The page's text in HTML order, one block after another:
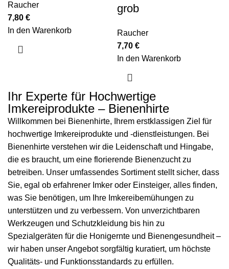
Raucher
7,80 €
In den Warenkorb
grob
Raucher
7,70 €
In den Warenkorb
Ihr Experte für Hochwertige
Imkereiprodukte – Bienenhirte
Willkommen bei Bienenhirte, Ihrem erstklassigen Ziel für
hochwertige Imkereiprodukte und -dienstleistungen. Bei
Bienenhirte verstehen wir die Leidenschaft und Hingabe,
die es braucht, um eine florierende Bienenzucht zu
betreiben. Unser umfassendes Sortiment stellt sicher, dass
Sie, egal ob erfahrener Imker oder Einsteiger, alles finden,
was Sie benötigen, um Ihre Imkereibemühungen zu
unterstützen und zu verbessern. Von unverzichtbaren
Werkzeugen und Schutzkleidung bis hin zu
Spezialgeräten für die Honigernte und Bienengesundheit –
wir haben unser Angebot sorgfältig kuratiert, um höchste
Qualitäts- und Funktionsstandards zu erfüllen.